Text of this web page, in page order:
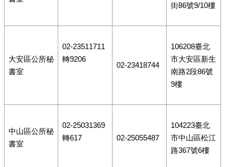
街86號9/10樓
大安區公所秘
書室
02-23511711
轉9206
02-23418744
106208臺北
市大安區新生
南路2段86號
9樓
中山區公所秘
書室
02-25031369
轉617
02-25055487
104223臺北
市中山區松江
路367號6樓